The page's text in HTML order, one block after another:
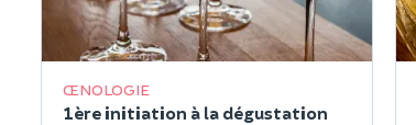
ŒNOLOGIE
1ère initiation à la dégustation